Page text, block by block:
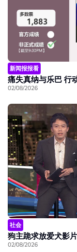
新闻报报看
痛失真纳与乐巴 行
02/08/2026
社会
狗主跪求放爱犬影
02/08/2026